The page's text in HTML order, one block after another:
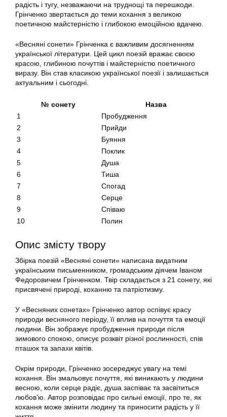
радість і тугу, незважаючи на труднощі та перешкоди.
Грінченко звертається до теми кохання з великою
поетичною майстерністю і глибокою емоційною вдачею.
«Весняні сонети» Грінченка є важливим досягненням
української літератури. Цей цикл поезій вражає своєю
красою, глибиною почуттів і майстерністю поетичного
виразу. Він став класикою української поезії і залишається
актуальним і сьогодні.
№ сонету
Назва
1
Пробудження
2
Прийди
3
Буяння
4
Поклик
5
Душа
6
Тиша
7
Спогад
8
Серце
9
Співаю
10
Полин
Опис змісту твору
Збірка поезій «Весняні сонети» написана видатним
українським письменником, громадським діячем Іваном
Федоровичем Грінченком. Твір складається з 21 сонету, які
присвячені природі, коханню та патріотизму.
У «Весняних сонетах» Грінченко автор оспівує красу
природи весняного періоду, її вплив на почуття та емоції
людини. Він зображує пробудження природи після
зимового спокою, описує розквіт різної рослинності, спів
пташок та запахи квітів.
Окрім природи, Грінченко зосереджує увагу на темі
кохання. Він змальовує почуття, які виникають у людини
весною, коли серце радіє, душа заспіває та засвітиться
любов’ю. Автор розповідає про сильні емоції, про те, як
кохання може змінити людину та приносити радість у її